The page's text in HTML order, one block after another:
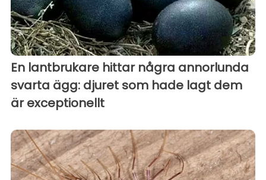
En lantbrukare hittar några annorlunda
svarta ägg: djuret som hade lagt dem
är exceptionellt